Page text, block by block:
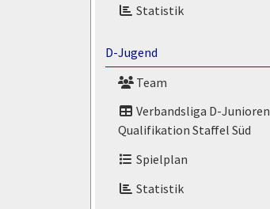
Statistik
D-Jugend
Team
Verbandsliga D-Junioren
Qualifikation Staffel Süd
Spielplan
Statistik